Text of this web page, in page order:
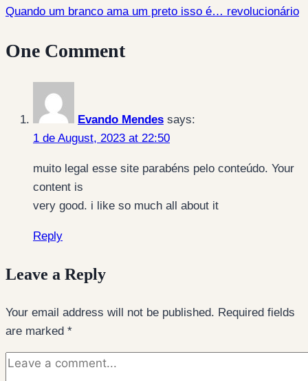
Quando um branco ama um preto isso é… revolucionário
One Comment
Evando Mendes says:
1 de August, 2023 at 22:50
muito legal esse site parabéns pelo conteúdo. Your
content is
very good. i like so much all about it
Reply
Leave a Reply
Your email address will not be published. Required fields
are marked *